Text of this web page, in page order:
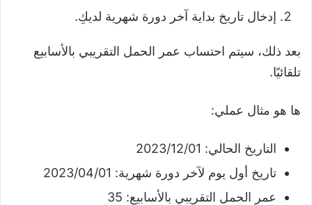
إدخال تاريخ بداية آخر دورة شهرية لديكِ.
بعد ذلك، سيتم احتساب عمر الحمل التقريبي بالأسابيع
تلقائيًا.
ها هو مثال عملي:
التاريخ الحالي: 2023/12/01
تاريخ أول يوم لآخر دورة شهرية: 2023/04/01
عمر الحمل التقريبي بالأسابيع: 35